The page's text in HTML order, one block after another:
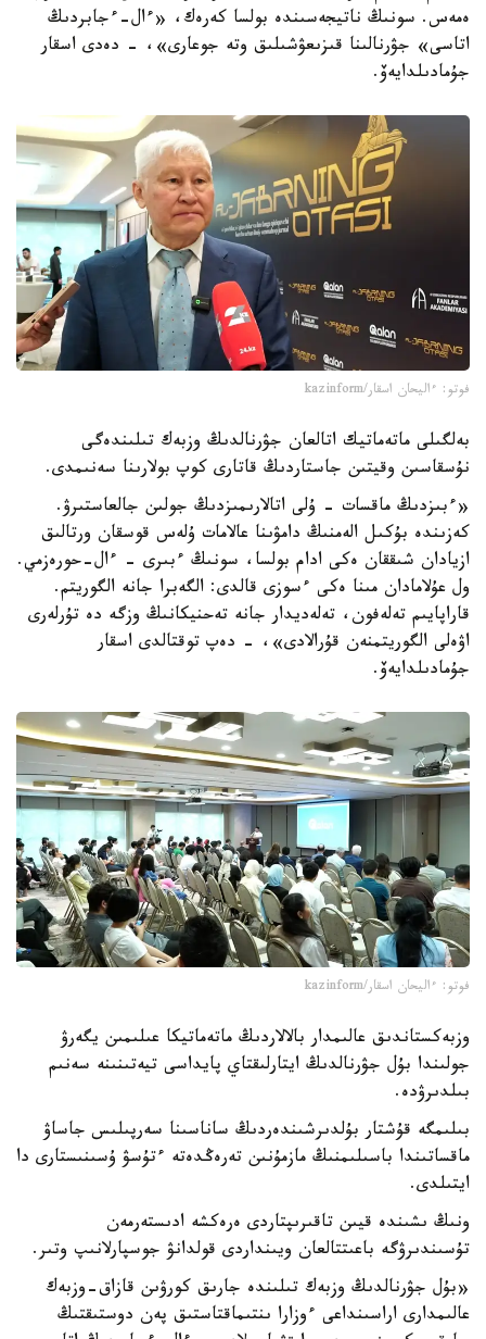
ەمەس. سونىڭ ناتيجەسىندە بولسا كەرەك، «ءال-ءجابردىڭ
اتاسى» جۋرنالىنا قىزىعۋشىلىق وتە جوعارى»، - دەدى اسقار
جۇمادىلدايەۆ.
فوتو: ءاليحان اسقار/kazinform
بەلگىلى ماتەماتيك اتالعان جۋرنالدىڭ وزبەك تىلىندەگى
نۇسقاسىن وقيتىن جاستاردىڭ قاتارى كوپ بولارىنا سەنىمدى.
«ءبىزدىڭ ماقسات - ۇلى اتالارىمىزدىڭ جولىن جالعاستىرۋ.
كەزىندە بۇكىل الەمنىڭ دامۋىنا عالامات ۇلەس قوسقان ورتالىق
ازيادان شىققان ەكى ادام بولسا، سونىڭ ءبىرى - ءال-حورەزمي.
ول عۇلامادان مىنا ەكى ءسوزى قالدى: الگەبرا جانە الگوريتم.
قاراپايىم تەلەفون، تەلەديدار جانە تەحنيكانىڭ وزگە دە تۇرلەرى
اۋەلى الگوريتمنەن قۇرالادى»، - دەپ توقتالدى اسقار
جۇمادىلدايەۆ.
فوتو: ءاليحان اسقار/kazinform
وزبەكستاندىق عالىمدار بالالاردىڭ ماتەماتيكا عىلىمىن يگەرۋ
جولىندا بۇل جۋرنالدىڭ ايتارلىقتاي پايداسى تيەتىنىنە سەنىم
بىلدىرۋدە.
بىلىمگە قۇشتار بۇلدىرشىندەردىڭ ساناسىنا سەرپىلىس جاساۋ
ماقساتىندا باسىلىمنىڭ مازمۇنىن تەرەڭدەتە ءتۇسۋ ۇسىنىستارى دا
ايتىلدى.
ونىڭ ىشىندە قيىن تاقىرىپتاردى ەرەكشە ادىستەرمەن
تۇسىندىرۋگە باعىتتالعان ويىنداردى قولدانۋ جوسپارلانىپ وتىر.
«بۇل جۋرنالدىڭ وزبەك تىلىندە جارىق كورۋىن قازاق-وزبەك
عالىمدارى اراسىنداعى ءوزارا ىنتىماقتاستىق پەن دوستىقتىڭ